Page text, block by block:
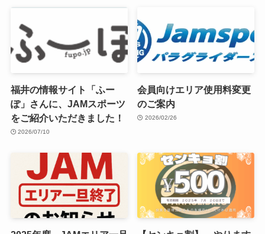
福井の情報サイト「ふー
ぽ」さんに、JAMスポーツ
をご紹介いただきました！
2026/07/10
会員向けエリア使用料変更
のご案内
2026/02/26